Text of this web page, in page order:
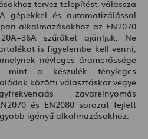
tervez telepítést, válassza
gépekkel és automatizálással
alkalmazásokhoz az EN2070
szűrőket ajánljuk. Ne
is figyelembe kell venni;
névleges áramerőssége
mint a készülék tényleges
közötti választáskor vegye
zavarelnyomás
és EN2080 sorozat fejlett
igényű alkalmazásokhoz.